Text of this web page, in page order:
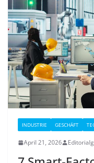
INDUSTRIE GESCHÄFT
April 21, 2026